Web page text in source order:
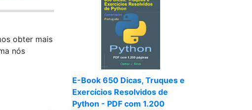
obter mais
nós
E-Book 650 Dicas, Truques e
Exercícios Resolvidos de
Python - PDF com 1.200